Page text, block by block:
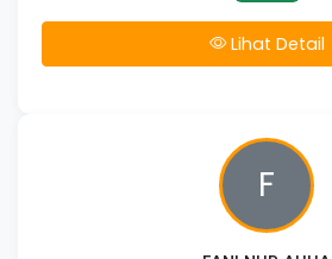
Lihat Detail
F